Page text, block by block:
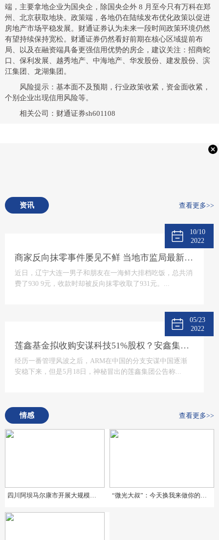
端，主要拿地企业为国央企，除国央企外 8 月至今只有万科在郑
州、北京获取地块。政策端，各地仍在陆续发布优化政策以促进
房地产市场平稳发展。财通证券认为未来一段时间政策环境仍然
有望持续保持宽松。财通证券仍然看好前期在核心区域提前布
局、以及在融资端具备更强信用优势的房企，建议关注：招商蛇
口、保利发展、越秀地产、中海地产、华发股份、建发股份、滨
江集团、龙湖集团。
风险提示：基本面不及预期，行业政策收紧，资金面收紧，
个别企业出现信用风险等。
相关公司：财通证券sh601108
资讯 查看更多>>
10/10
2022
商家反向抹零事件屡见不鲜 当地市监局最新回应将“零容忍”态度打击
近日，辽宁大连一男子和朋友在一海鲜大排档吃饭，总共消
费了930 9元，收款时却被反向抹零收取了931元。...
05/23
2022
莲鑫基金拟收购安谋科技51%股权？安鑫集团回应
经历一番管理风波之后，ARM在中国的分支安谋中国逐渐
安稳下来，但是5月18日，神秘冒出的莲鑫集团公告称...
情感 查看更多>>